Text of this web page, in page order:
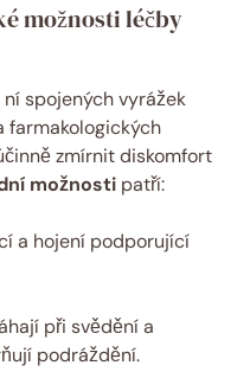
možnosti léčby
spojených vyrážek
farmakologických
zmírnit diskomfort
možnosti patří:
a hojení podporující
při svědění a
podráždění.